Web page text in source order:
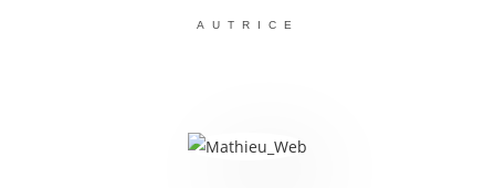
AUTRICE